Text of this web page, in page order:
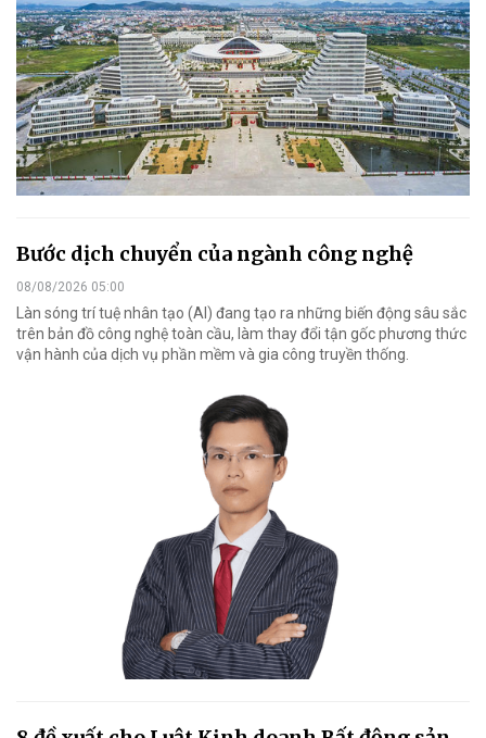
Bước dịch chuyển của ngành công nghệ
08/08/2026 05:00
Làn sóng trí tuệ nhân tạo (AI) đang tạo ra những biến động sâu sắc
trên bản đồ công nghệ toàn cầu, làm thay đổi tận gốc phương thức
vận hành của dịch vụ phần mềm và gia công truyền thống.